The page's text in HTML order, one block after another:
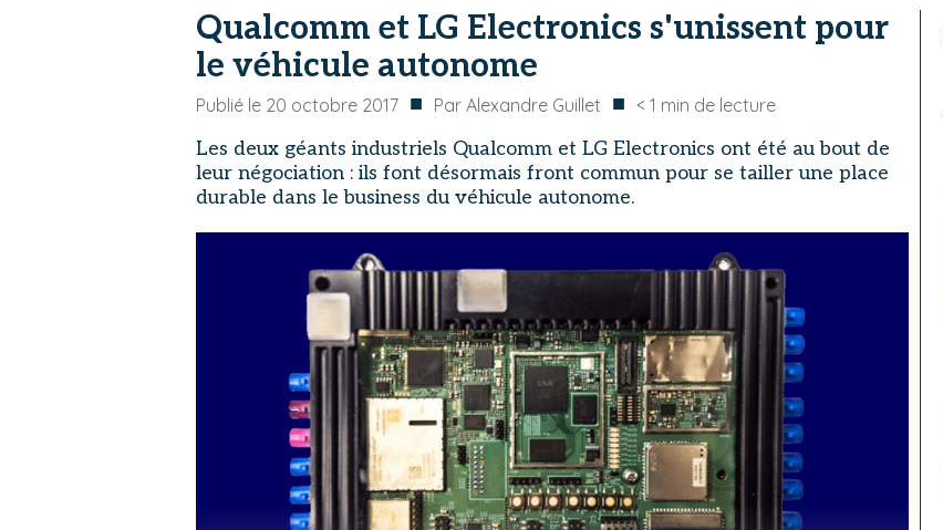
Qualcomm et LG Electronics s'unissent pour
le véhicule autonome
Publié le 20 octobre 2017 ■ Par Alexandre Guillet ■ < 1 min de lecture
Les deux géants industriels Qualcomm et LG Electronics ont été au bout de
leur négociation : ils font désormais front commun pour se tailler une place
durable dans le business du véhicule autonome.